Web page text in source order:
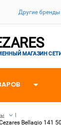
Другие бренды
МАГАЗИН
Bellagio 141